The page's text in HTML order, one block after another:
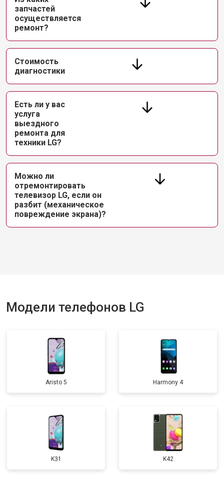
запчастей
осуществляется
ремонт?
Стоимость
диагностики
Есть ли у вас
услуга
выездного
ремонта для
техники LG?
Можно ли
отремонтировать
телевизор LG, если он
разбит (механическое
повреждение экрана)?
Модели телефонов LG
Aristo 5 Harmony 4
K31 K42